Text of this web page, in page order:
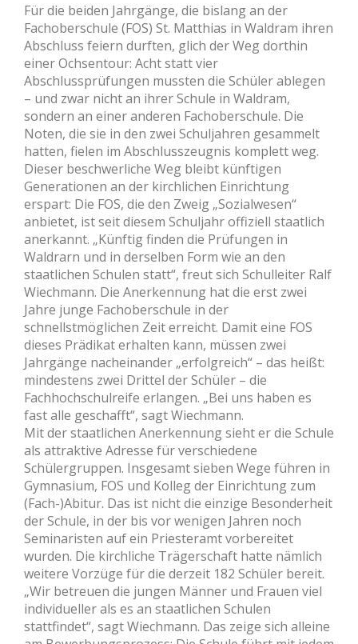
Für die beiden Jahrgänge, die bislang an der
Fachoberschule (FOS) St. Matthias in Waldram ihren
Abschluss feiern durften, glich der Weg dorthin
einer Ochsentour: Acht statt vier
Abschlussprüfungen mussten die Schüler ablegen
– und zwar nicht an ihrer Schule in Waldram,
sondern an einer anderen Fachoberschule. Die
Noten, die sie in den zwei Schuljahren gesammelt
hatten, fielen im Abschlusszeugnis komplett weg.
Dieser beschwerliche Weg bleibt künftigen
Generationen an der kirchlichen Einrichtung
erspart: Die FOS, die den Zweig „Sozialwesen“
anbietet, ist seit diesem Schuljahr offiziell staatlich
anerkannt. „Künftig finden die Prüfungen in
Waldrarn und in derselben Form wie an den
staatlichen Schulen statt“, freut sich Schulleiter Ralf
Wiechmann. Die Anerkennung hat die erst zwei
Jahre junge Fachoberschule in der
schnellstmöglichen Zeit erreicht. Damit eine FOS
dieses Prädikat erhalten kann, müssen zwei
Jahrgänge nacheinander „erfolgreich“ – das heißt:
mindestens zwei Drittel der Schüler – die
Fachhochschulreife erlangen. „Bei uns haben es
fast alle geschafft“, sagt Wiechmann.
Mit der staatlichen Anerkennung sieht er die Schule
als attraktive Adresse für verschiedene
Schülergruppen. Insgesamt sieben Wege führen in
Gymnasium, FOS und Kolleg der Einrichtung zum
(Fach-)Abitur. Das ist nicht die einzige Besonderheit
der Schule, in der bis vor wenigen Jahren noch
Seminaristen auf ein Priesteramt vorbereitet
wurden. Die kirchliche Trägerschaft hatte nämlich
weitere Vorzüge für die derzeit 182 Schüler bereit.
„Wir betreuen die jungen Männer und Frauen viel
individueller als es an staatlichen Schulen
stattfindet“, sagt Wiechmann. Das zeige sich alleine